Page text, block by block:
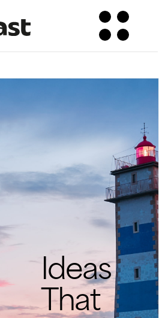
Ideas
That